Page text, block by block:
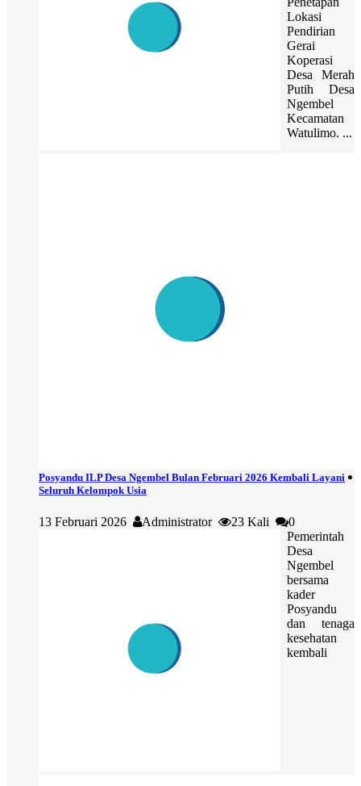
Lokasi
Pendirian
Gerai
Koperasi
Desa Merah
Putih Desa
Ngembel
Kecamatan
Watulimo. ...
Posyandu ILP Desa Ngembel Bulan Februari 2026 Kembali Layani
Seluruh Kelompok Usia
13 Februari 2026 Administrator 23 Kali
0
Pemerintah
Desa
Ngembel
bersama
kader
Posyandu
dan tenaga
kesehatan
kembali